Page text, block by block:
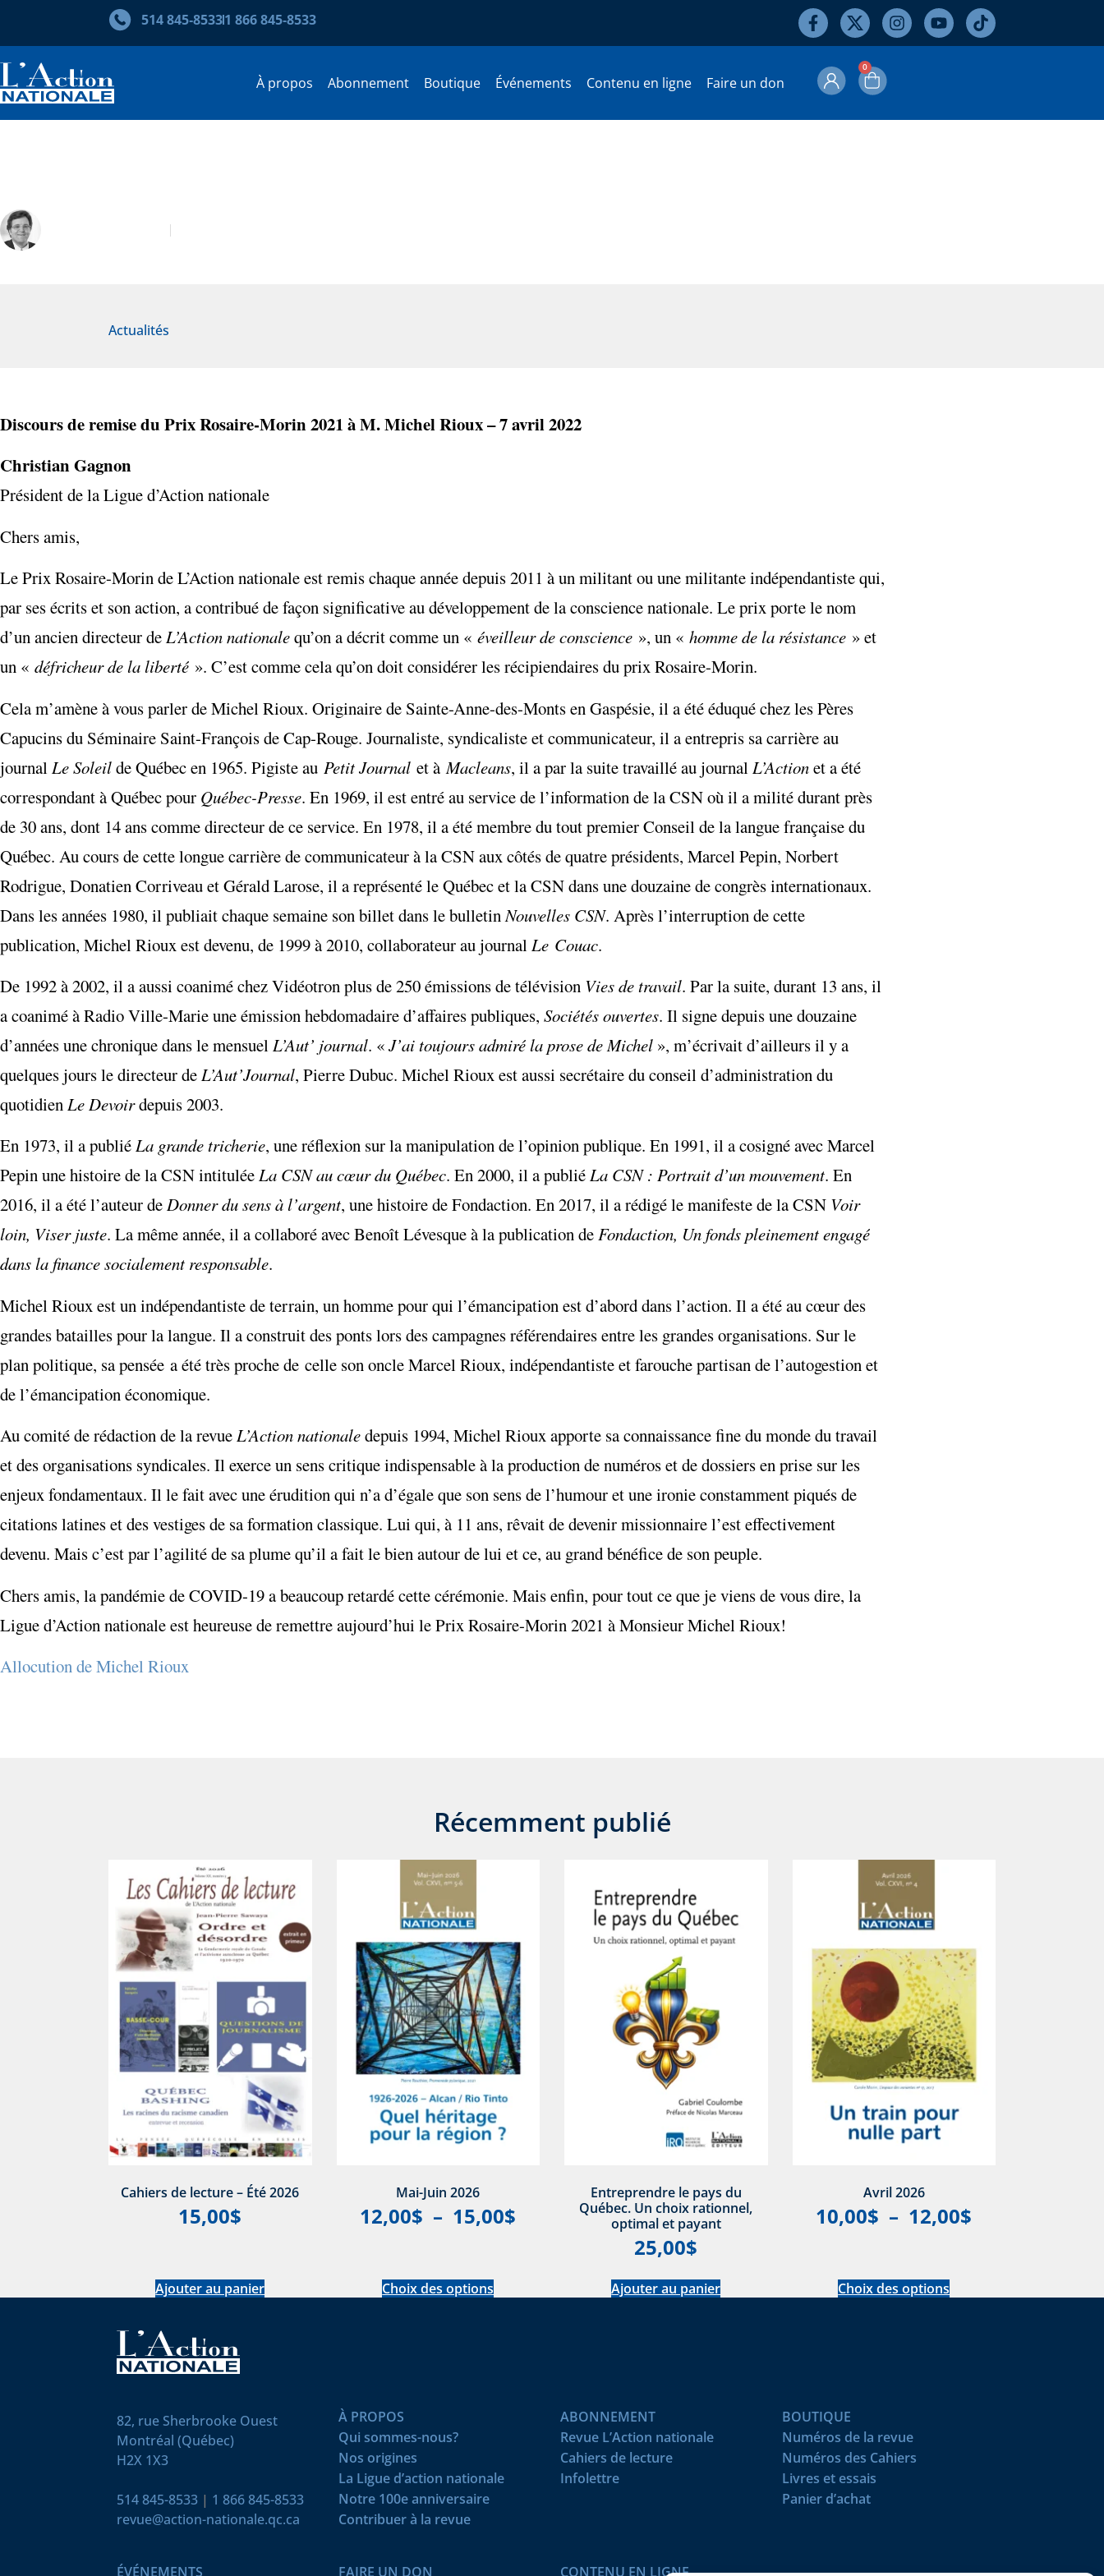
514 845‑85331 866 845‑8533
À propos Abonnement Boutique Événements Contenu en ligne Faire un don
0
Actualités
Discours de remise du Prix Rosaire-Morin 2021 à M. Michel Rioux – 7 avril 2022
Christian Gagnon
Président de la Ligue d’Action nationale
Chers amis,
Le Prix Rosaire-Morin de L’Action nationale est remis chaque année depuis 2011 à un militant ou une militante indépendantiste qui,
par ses écrits et son action, a contribué de façon significative au développement de la conscience nationale. Le prix porte le nom
d’un ancien directeur deL’Action nationalequ’on a décrit comme un « éveilleur de conscience », un « homme de la résistance » et
un « défricheur de la liberté ». C’est comme cela qu’on doit considérer les récipiendaires du prix Rosaire-Morin.
Cela m’amène à vous parler de Michel Rioux. Originaire de Sainte-Anne-des-Monts en Gaspésie, il a été éduqué chez les Pères
Capucins du Séminaire Saint-François de Cap-Rouge. Journaliste, syndicaliste et communicateur, il a entrepris sa carrière au
journal Le Soleilde Québec en 1965. Pigiste au Petit Journal et à Macleans, il a par la suite travaillé au journal L’Actionet a été
correspondant à Québec pour Québec-Presse. En 1969, il est entré au service de l’information de la CSN où il a milité durant près
de 30 ans, dont 14 ans comme directeur de ce service. En 1978, il a été membre du tout premier Conseil de la langue française du
Québec. Au cours de cette longue carrière de communicateur à la CSN aux côtés de quatre présidents, Marcel Pepin, Norbert
Rodrigue, Donatien Corriveau et Gérald Larose, il a représenté le Québec et la CSN dans une douzaine de congrès internationaux.
Dans les années 1980, il publiait chaque semaine son billet dans le bulletin Nouvelles CSN. Après l’interruption de cette
publication, Michel Rioux est devenu, de 1999 à 2010, collaborateur au journal Le Couac.
De 1992 à 2002, il a aussi coanimé chez Vidéotron plus de 250 émissions de télévision Vies de travail. Par la suite, durant 13 ans, il
a coanimé à Radio Ville-Marie une émission hebdomadaire d’affaires publiques, Sociétés ouvertes. Il signe depuis une douzaine
d’années une chronique dans le mensuelL’Aut’ journal. «J’ai toujours admiré la prose de Michel », m’écrivait d’ailleurs il y a
quelques jours le directeur deL’Aut’Journal, Pierre Dubuc. Michel Rioux est aussi secrétaire du conseil d’administration du
quotidienLe Devoirdepuis 2003.
En 1973, il a publiéLa grande tricherie, une réflexion sur la manipulation de l’opinion publique. En 1991, il a cosigné avec Marcel
Pepin une histoire de la CSN intituléeLa CSN au cœur du Québec. En 2000, il a publiéLa CSN : Portrait d’un mouvement. En
2016, il a été l’auteur deDonner du sens à l’argent, une histoire de Fondaction. En 2017, il a rédigé le manifeste de la CSN Voir
loin, Viser juste. La même année, il a collaboré avec Benoît Lévesque à la publication deFondaction, Un fonds pleinement engagé
dans la finance socialement responsable.
Michel Rioux est un indépendantiste de terrain, un homme pour qui l’émancipation est d’abord dans l’action. Il a été au cœur des
grandes batailles pour la langue. Il a construit des ponts lors des campagnes référendaires entre les grandes organisations. Sur le
plan politique, sa pensée a été très proche de celle son oncle Marcel Rioux, indépendantiste et farouche partisan de l’autogestion et
de l’émancipation économique.
Au comité de rédaction de la revueL’Action nationaledepuis 1994, Michel Rioux apporte sa connaissance fine du monde du travail
et des organisations syndicales. Il exerce un sens critique indispensable à la production de numéros et de dossiers en prise sur les
enjeux fondamentaux. Il le fait avec une érudition qui n’a d’égale que son sens de l’humour et une ironie constamment piqués de
citations latines et des vestiges de sa formation classique. Lui qui, à 11 ans, rêvait de devenir missionnaire l’est effectivement
devenu. Mais c’est par l’agilité de sa plume qu’il a fait le bien autour de lui et ce, au grand bénéfice de son peuple.
Chers amis, la pandémie de COVID-19 a beaucoup retardé cette cérémonie. Mais enfin, pour tout ce que je viens de vous dire, la
Ligue d’Action nationale est heureuse de remettre aujourd’hui le Prix Rosaire-Morin 2021 à Monsieur Michel Rioux!
Allocution de Michel Rioux
Récemment publié
Cahiers de lecture – Été 2026
15,00$
Ajouter au panier
Mai-Juin 2026
12,00$ – 15,00$
Choix des options
Entreprendre le pays du
Québec. Un choix rationnel,
optimal et payant
25,00$
Ajouter au panier
Avril 2026
10,00$ – 12,00$
Choix des options
82, rue Sherbrooke Ouest
Montréal (Québec)
H2X 1X3
514 845-8533 | 1 866 845-8533
revue@action-nationale.qc.ca
À PROPOS
Qui sommes-nous?
Nos origines
La Ligue d’action nationale
Notre 100e anniversaire
Contribuer à la revue
ABONNEMENT
Revue L’Action nationale
Cahiers de lecture
Infolettre
BOUTIQUE
Numéros de la revue
Numéros des Cahiers
Livres et essais
Panier d’achat
ÉVÉNEMENTS FAIRE UN DON CONTENU EN LIGNE